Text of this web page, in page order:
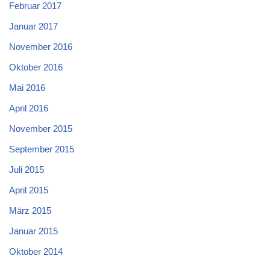
Februar 2017
Januar 2017
November 2016
Oktober 2016
Mai 2016
April 2016
November 2015
September 2015
Juli 2015
April 2015
März 2015
Januar 2015
Oktober 2014